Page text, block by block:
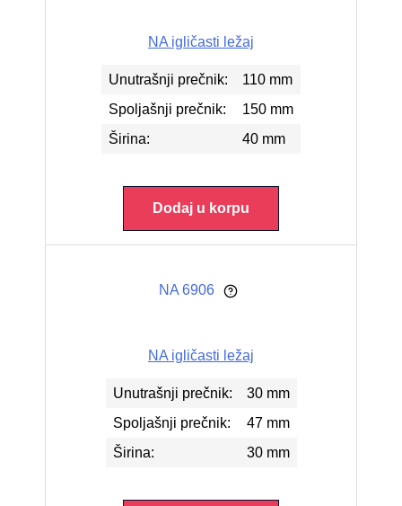
NA igličasti ležaj
Unutrašnji prečnik:
110 mm
Spoljašnji prečnik:
150 mm
Širina:
40 mm
Dodaj u korpu
NA 6906
NA igličasti ležaj
Unutrašnji prečnik:
30 mm
Spoljašnji prečnik:
47 mm
Širina:
30 mm